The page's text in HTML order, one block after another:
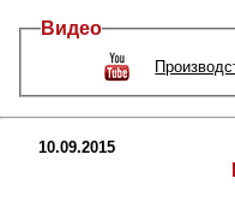
Видео
10.09.2015